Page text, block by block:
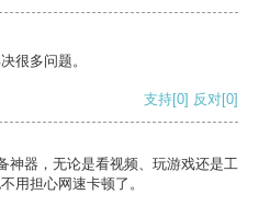
很多问题。
支持[0] 反对[0]
神器，无论是看视频、玩游戏还是工
用担心网速卡顿了。